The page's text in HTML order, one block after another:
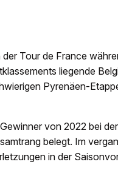
Tour de France
liegende
Pyrenäen-
von 2022 bei
belegt. Im
in der